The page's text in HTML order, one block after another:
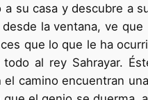
su casa y descubre a
la ventana, ve
que lo que le ha
al rey Sahrayar.
camino encuentran